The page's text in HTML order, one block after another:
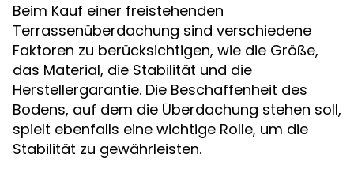
Beim Kauf einer freistehenden
Terrassenüberdachung sind verschiedene
Faktoren zu berücksichtigen, wie die Größe,
das Material, die Stabilität und die
Herstellergarantie. Die Beschaffenheit des
Bodens, auf dem die Überdachung stehen soll,
spielt ebenfalls eine wichtige Rolle, um die
Stabilität zu gewährleisten.